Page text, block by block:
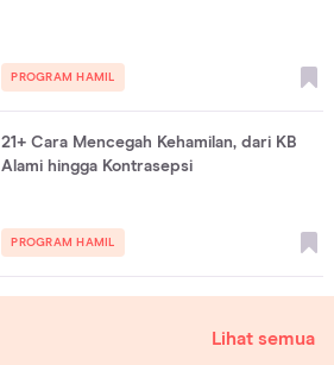
PROGRAM HAMIL
21+ Cara Mencegah Kehamilan, dari KB
Alami hingga Kontrasepsi
PROGRAM HAMIL
Lihat semua